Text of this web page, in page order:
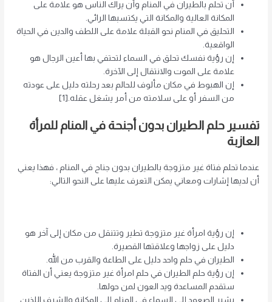
أن تحلم بالطيران في المنام وأن يراك الناس هو علامة على
المكانة العالية والمكانة التي يكتسبها الرائي.
التحليق في المنام نحو القبلة علامة على اللطف والدين في الحياة
الواقعية.
إن رؤية نفسك تحلق في السماء لتحتفي بها أعين الرجال هو
علامة على الموت والانتقال إلى الآخرة.
إن الهبوط في مكان مألوف للحالم بعد رحلته دليل على عودته
من السفر أو على سلامته من أمر يشغل عقله.[1]
تفسير حلم الطيران بدون أجنحة في المنام للمرأة
العازبة
عندما تحلم فتاة غير متزوجة بالطيران بدون جناح في المنام ، فهذا يعني
أن لديها إشارات ومعاني يمكن التعرف عليها على النحو التالي:
إن رؤية امرأة غير متزوجة تطير وتتنقل من مكان إلى آخر هو
دليل على زواجها وعلاقتها القصيرة.
الطيران في حلم واحد دليل على الطاعة والقرب من الله.
إن رؤية حلم الطيران في حلم امرأة غير متزوجة يعني أن الفتاة
ستقدم المساعدة ويد العون لمن حولها.
يشير الصعود إلى السماء في المنام إلى المكانة والشرف اللذين